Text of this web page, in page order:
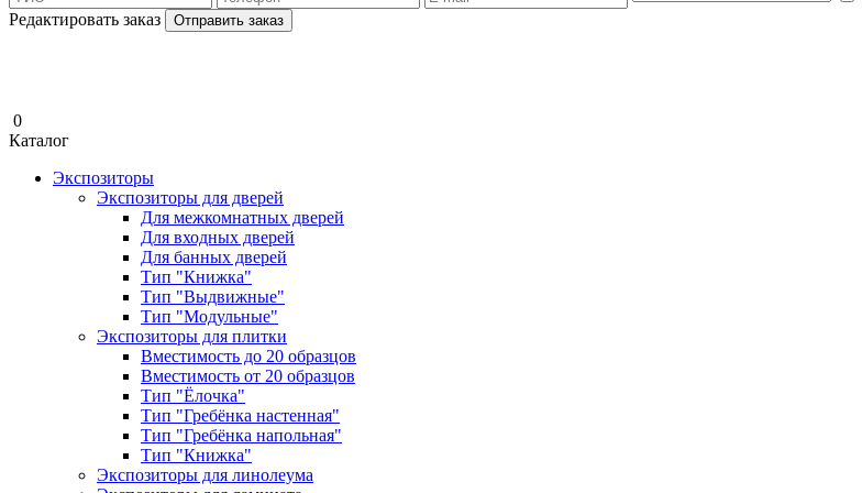
Редактировать заказ
Отправить заказ
0
Каталог
Экспозиторы
Экспозиторы для дверей
Для межкомнатных дверей
Для входных дверей
Для банных дверей
Тип "Книжка"
Тип "Выдвижные"
Тип "Модульные"
Экспозиторы для плитки
Вместимость до 20 образцов
Вместимость от 20 образцов
Тип "Ёлочка"
Тип "Гребёнка настенная"
Тип "Гребёнка напольная"
Тип "Книжка"
Экспозиторы для линолеума